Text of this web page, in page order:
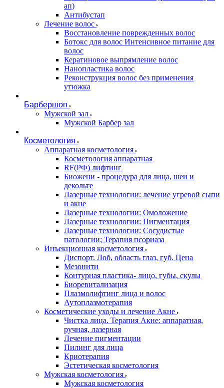
ап)
Антибустап
Лечение волос
Восстановление поврежденных волос
Бoтокс для волос Интенсивное питание для
волос
Кератиновое выпрямление волос
Нанопластика волос
Реконструкция волос без применения
утюжка
Барбершоп
Мужской зал
Мужской Барбер зал
Косметология
Аппаратная косметология
Косметология аппаратная
RF(РФ) лифтинг
Биожени - процедура для лица, шеи и
декольте
Лазерные технологии: лечение угревой сыпи
и акне
Лазерные технологии: Омоложение
Лазерные технологии: Пигментация
Лазерные технологии: Сосудистые
патологии; Терапия псориаза
Инъекционная косметология
Диспорт. Лоб, область глаз, губ. Цена
Мезонити
Контурная пластика- лицо, губы, скулы
Биоревитализация
Плазмолифтинг лица и волос
Аутоплазмотерапия
Косметические уходы и лечение Акне
Чистка лица. Терапия Акне: аппаратная,
ручная, лазерная
Лечение пигментации
Пилинг для лица
Криотерапия
Эстетическая косметология
Мужская косметология
Мужская косметология